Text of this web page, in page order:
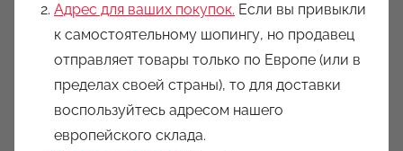
Адрес для ваших покупок. Если вы привыкли
к самостоятельному шопингу, но продавец
отправляет товары только по Европе (или в
пределах своей страны), то для доставки
воспользуйтесь адресом нашего
европейского склада.